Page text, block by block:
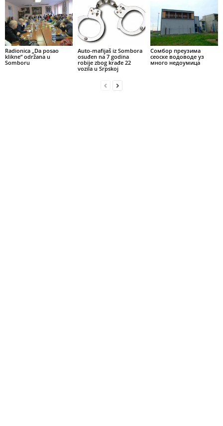
Radionica „Da posao
klikne“ održana u
Somboru
Auto-mafijaš iz Sombora
osuđen na 7 godina
robije zbog krađe 22
vozila u Srpskoj
Сомбор преузима
сеоске водоводе уз
много недоумица